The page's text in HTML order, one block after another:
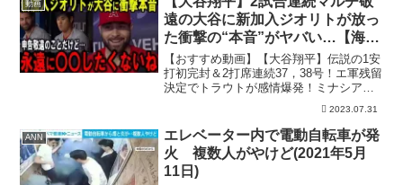
動画
遠の大谷に新加入ジオリトが放っ
た衝撃の“本音”がヤバい…【海外
の反応】
【おすすめ動画】【大谷翔平】伝説の1安
打初完封＆2打席連続37，38号！エ軍残留
決定でトラウトが感情爆発！ミナシアン
GMの“本音”がヤバい…【海外の反応】
【大谷翔平】意地の34号より8回守護神投
入の謎が判明しファン騒然…ネビン監督
の“本音”...
2023.07.31
ANN
エレベーター内で電動自転車が発
火 複数人がやけど(2021年5月
11日)